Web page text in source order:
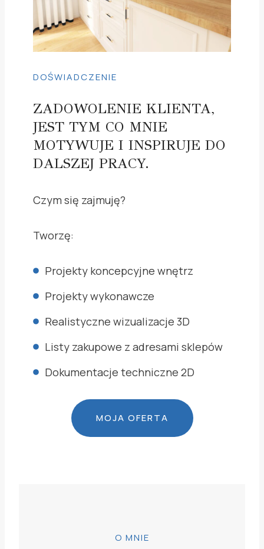
DOŚWIADCZENIE
ZADOWOLENIE KLIENTA,
JEST TYM CO MNIE
MOTYWUJE I INSPIRUJE DO
DALSZEJ PRACY.
Czym się zajmuję?
Tworzę:
Projekty koncepcyjne wnętrz
Projekty wykonawcze
Realistyczne wizualizacje 3D
Listy zakupowe z adresami sklepów
Dokumentacje techniczne 2D
MOJA OFERTA
O MNIE